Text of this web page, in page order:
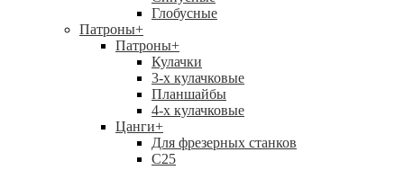
Глобусные
Патроны+
Патроны+
Кулачки
3-х кулачковые
Планшайбы
4-х кулачковые
Цанги+
Для фрезерных станков
С25